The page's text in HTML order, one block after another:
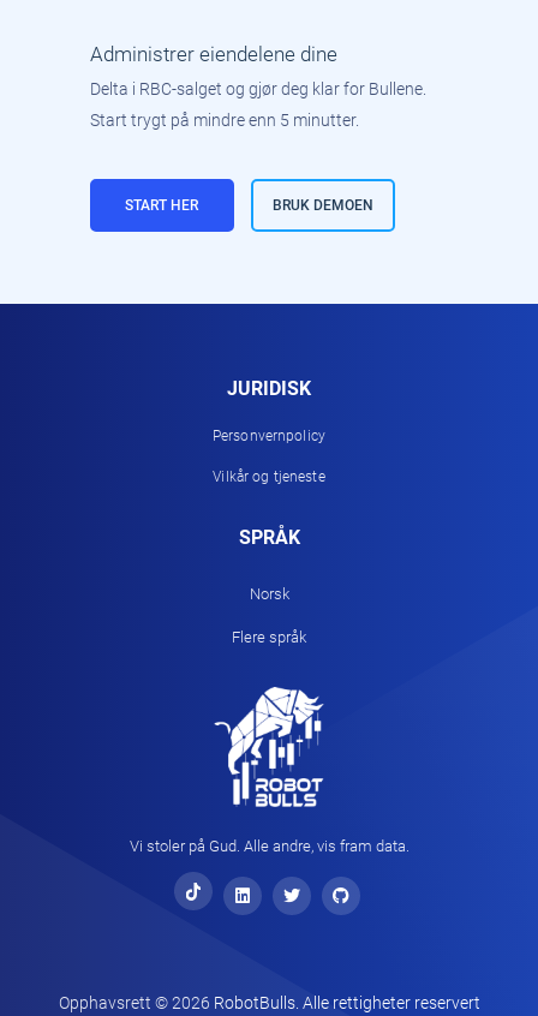
Administrer eiendelene dine
Delta i RBC-salget og gjør deg klar for Bullene.
Start trygt på mindre enn 5 minutter.
START HER BRUK DEMOEN
JURIDISK
Personvernpolicy
Vilkår og tjeneste
SPRÅK
Norsk
Flere språk
Vi stoler på Gud. Alle andre, vis fram data.
Opphavsrett ©2026 RobotBulls. Alle rettigheter reservert